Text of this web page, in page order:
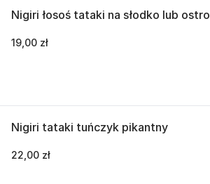
Nigiri łosoś tataki na słodko lub ostro
19,00 zł
Nigiri tataki tuńczyk pikantny
22,00 zł